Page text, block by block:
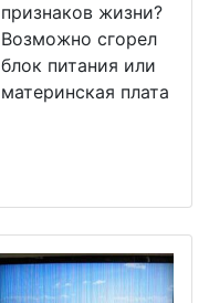
признаков жизни?
Возможно сгорел
блок питания или
материнская плата